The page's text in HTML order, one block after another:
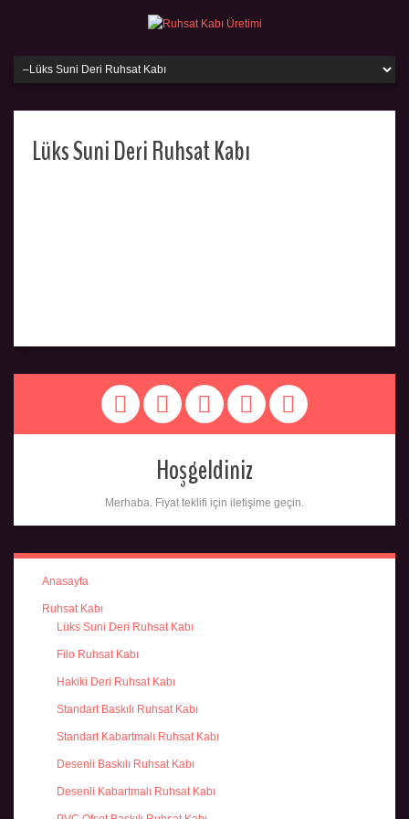
Lüks Suni Deri Ruhsat Kabı
Hoşgeldiniz
Merhaba. Fiyat teklifi için iletişime geçin.
Anasayfa
Ruhsat Kabı
Lüks Suni Deri Ruhsat Kabı
Filo Ruhsat Kabı
Hakiki Deri Ruhsat Kabı
Standart Baskılı Ruhsat Kabı
Standart Kabartmalı Ruhsat Kabı
Desenli Baskılı Ruhsat Kabı
Desenli Kabartmalı Ruhsat Kabı